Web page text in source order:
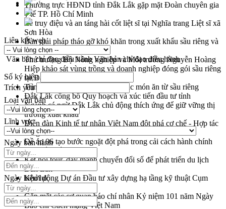
Thường trực HĐND tỉnh Đắk Lắk gặp mặt Đoàn chuyên gia
y tế TP. Hồ Chí Minh
Lễ truy điệu và an táng hài cốt liệt sĩ tại Nghĩa trang Liệt sĩ xã
Sơn Hòa
Bàn giải pháp tháo gỡ khó khăn trong xuất khẩu sầu riêng và
triển khai quy định EUDR
Thứ trưởng Bộ Nông nghiệp và Môi trường Nguyễn Hoàng
Hiệp khảo sát vùng trồng và doanh nghiệp đóng gói sầu riêng
tại Đắk Lắk
Trình diễn nghệ thuật chế biến các món ăn từ sầu riêng
Đắk Lắk công bố Quy hoạch và xúc tiến đầu tư tỉnh
Ngành cá ngừ Đắk Lắk chủ động thích ứng để giữ vững thị
trường xuất khẩu
Diễn đàn Kinh tế tư nhân Việt Nam đột phá cơ chế - Hợp tác
công tư
Đề án 06 tạo bước ngoặt đột phá trong cải cách hành chính
tỉnh Đắk Lắk
Kết nối tour, đẩy mạnh chuyển đổi số để phát triển du lịch
Đắk Lắk
Khởi động Dự án Đầu tư xây dựng hạ tầng kỹ thuật Cụm
công nghiệp Tân Tiến
Gặp mặt các cơ quan báo chí nhân Kỷ niệm 101 năm Ngày
Báo chí Cách mạng Việt Nam
Liên kết web
Văn bản chỉ đạo điều hành Văn bản chỉ đạo điều hành
Số ký hiệu
Trích yếu
Loại văn bản
Lĩnh vực
Ngày ban hành
Ngày hiệu lực